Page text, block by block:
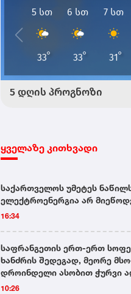
ყველაზე კითხვადი
საქართველოს უმეტეს
ელექტროენერგია არ
16:34
საფრანგეთის ერთ-ერთ
ხანძრის შედეგად, მეორე
დროინდელი ასობით ჭურვი
10:26